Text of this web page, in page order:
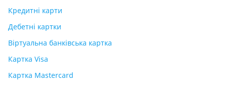
Кредитні карти
Дебетні картки
Віртуальна банківська картка
Картка Visa
Картка Mastercard